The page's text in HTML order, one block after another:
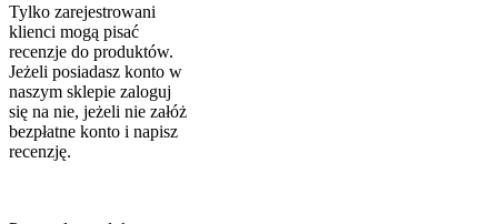
Tylko zarejestrowani
klienci mogą pisać
recenzje do produktów.
Jeżeli posiadasz konto w
naszym sklepie zaloguj
się na nie, jeżeli nie załóż
bezpłatne konto i napisz
recenzję.